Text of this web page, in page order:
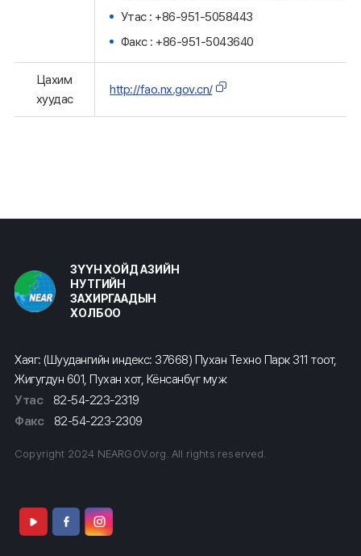
Утас : +86-951-5058443
Факс : +86-951-5043640
Цахим
хуудас
http://fao.nx.gov.cn/
ЗҮҮН ХОЙД АЗИЙН
НУТГИЙН
ЗАХИРГААДЫН
ХОЛБОО
Хаяг: (Шуудангийн индекс: 37668) Пухан Техно Парк 311 тоот,
Жигугдун 601, Пухан хот, Кёнсанбүг муж
Утас
82-54-223-2319
Факс
82-54-223-2309
Copyright 2024 NEARGOV.org. All rights reserved.